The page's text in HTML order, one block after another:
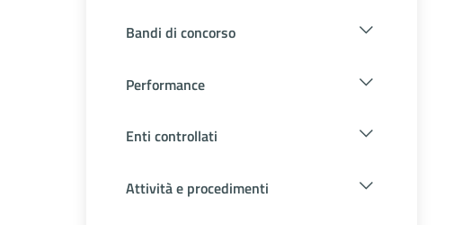
Bandi di concorso
Performance
Enti controllati
Attività e procedimenti